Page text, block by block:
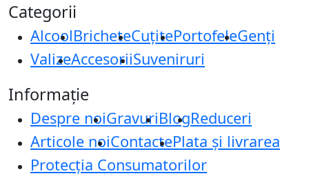
Categorii
AlcoolBricheteCuțitePortofeleGenți
ValizeAccesoriiSuveniruri
Informație
Despre noiGravuriBlogReduceri
Articole noiContactePlata și livrarea
Protecţia Consumatorilor